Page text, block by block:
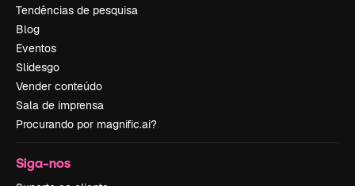
Tendências de pesquisa
Blog
Eventos
Slidesgo
Vender conteúdo
Sala de imprensa
Procurando por magnific.ai?
Siga-nos